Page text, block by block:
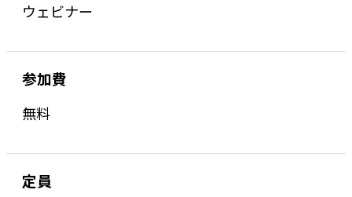
ウェビナー
参加費
無料
定員